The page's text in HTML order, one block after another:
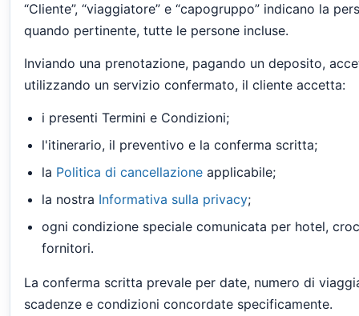
“Cliente”, “viaggiatore” e “capogruppo” indicano la
quando pertinente, tutte le persone incluse.
Inviando una prenotazione, pagando un deposito,
utilizzando un servizio confermato, il cliente accetta:
i presenti Termini e Condizioni;
l'itinerario, il preventivo e la conferma scritta;
la Politica di cancellazione applicabile;
la nostra Informativa sulla privacy;
ogni condizione speciale comunicata per hotel,
fornitori.
La conferma scritta prevale per date, numero di
scadenze e condizioni concordate specificamente.